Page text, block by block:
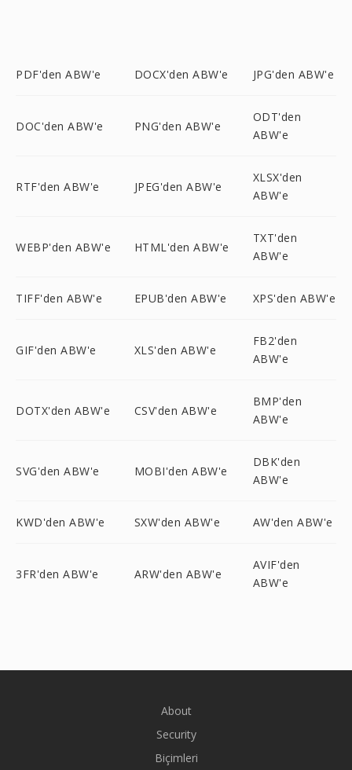
PDF'den ABW'e DOCX'den ABW'e JPG'den ABW'e
DOC'den ABW'e PNG'den ABW'e
ODT'den
ABW'e
RTF'den ABW'e JPEG'den ABW'e
XLSX'den
ABW'e
WEBP'den ABW'e HTML'den ABW'e
TXT'den
ABW'e
TIFF'den ABW'e EPUB'den ABW'e XPS'den ABW'e
GIF'den ABW'e XLS'den ABW'e
FB2'den
ABW'e
DOTX'den ABW'e CSV'den ABW'e
BMP'den
ABW'e
SVG'den ABW'e MOBI'den ABW'e
DBK'den
ABW'e
KWD'den ABW'e SXW'den ABW'e AW'den ABW'e
3FR'den ABW'e ARW'den ABW'e
AVIF'den
ABW'e
About
Security
Biçimleri